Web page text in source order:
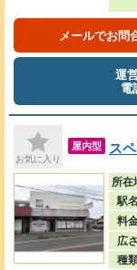
メールでお問
運
電
お気に入り
屋内型 ス
所在
駅名
料
広さ
種